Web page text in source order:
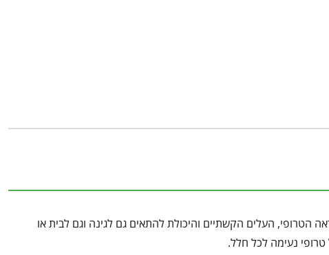
הטרופי, העלים הקשתיים והיכולת להתאים גם לגינה וגם לבית או
נעימה לכל חלל.